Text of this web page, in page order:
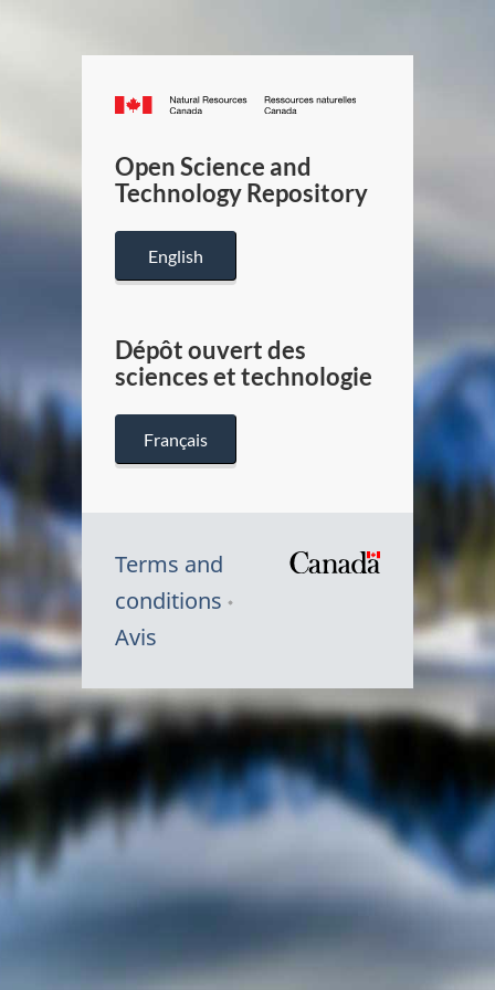
Canada.ca
/
Canada
Open Science and
Technology Repository
English
Dépôt ouvert des
sciences et technologie
Français
Terms and
conditions
Avis
Symbole
du
Canada